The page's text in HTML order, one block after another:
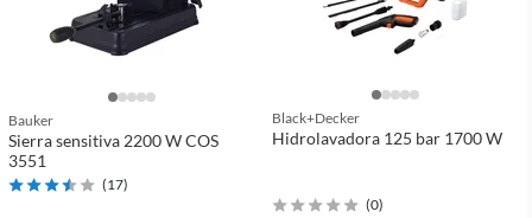
Bauker
Sierra sensitiva 2200 W COS
3551
(17)
Black+decker
Hidrolavadora 125 bar 1700 W
(0)